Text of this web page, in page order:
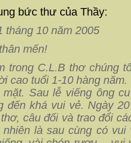
bức thư của Thầy:
tháng 10 năm 2005
mến!
trong C.L.B thơ chúng
cao tuổi 1-10 hàng
Sau lễ viếng ông
đến khá vui vẻ. Ngày
câu đối và trao đổi
nhiên là sau cùng có